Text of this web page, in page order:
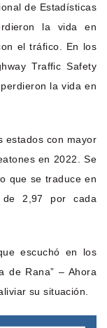
de Estadísticas
la vida en
el tráfico. En los
Traffic Safety
la vida en
estados con mayor
en 2022. Se
que se traduce en
de 2,97 por cada
escuchó en los
de Rana” – Ahora
su situación.